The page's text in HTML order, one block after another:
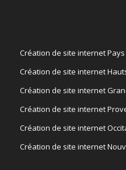
Création de site internet
Création de site internet
Création de site internet
Création de site internet
Création de site internet
Création de site internet